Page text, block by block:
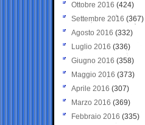
Ottobre 2016 (424)
Settembre 2016 (367)
Agosto 2016 (332)
Luglio 2016 (336)
Giugno 2016 (358)
Maggio 2016 (373)
Aprile 2016 (307)
Marzo 2016 (369)
Febbraio 2016 (335)